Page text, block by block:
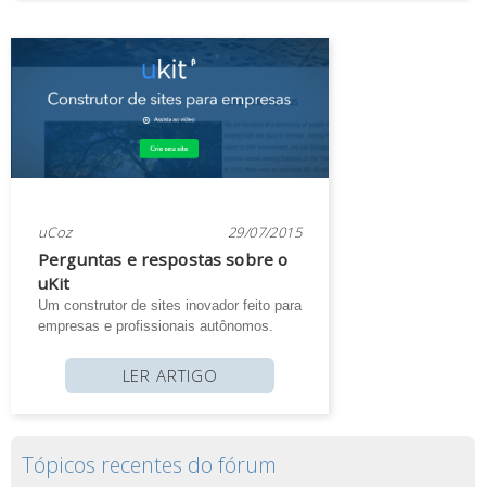
uCoz 29/07/2015
Perguntas e respostas sobre o
uKit
Um construtor de sites inovador feito para
empresas e profissionais autônomos.
LER ARTIGO
Tópicos recentes do fórum